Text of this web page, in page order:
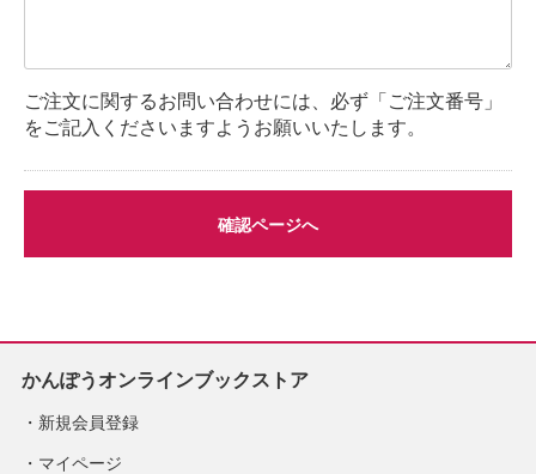
ご注文に関するお問い合わせには、必ず「ご注文番号」
をご記入くださいますようお願いいたします。
確認ページへ
かんぽうオンラインブックストア
新規会員登録
マイページ